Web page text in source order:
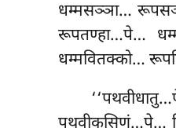
धम्मसञ्ञा…
रूपतण्हा…पे…
धम्मवितक्को…